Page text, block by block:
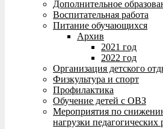
Дополнительное
Воспитательная работа
Питание обучающихся
Архив
2021 год
2022 год
Организация детского
Физкультура и спорт
Профилактика
Обучение детей с ОВЗ
Мероприятия по
нагрузки педагогических